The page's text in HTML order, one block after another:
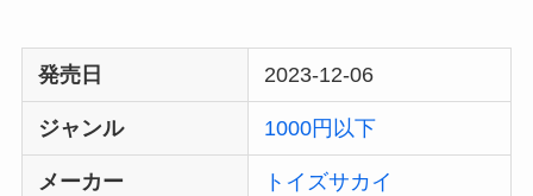
発売日 2023-12-06
ジャンル 1000円以下
メーカー トイズサカイ